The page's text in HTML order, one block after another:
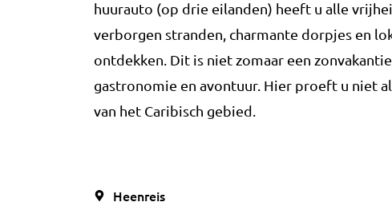
huurauto (op drie eilanden) heeft u alle
verborgen stranden, charmante dorpjes en
ontdekken. Dit is niet zomaar een
gastronomie en avontuur. Hier proeft u niet
van het Caribisch gebied.
Heenreis